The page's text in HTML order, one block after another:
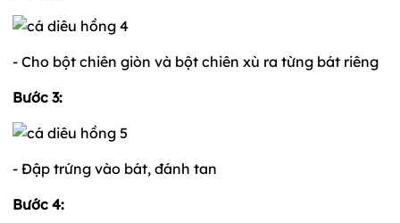
- Cho bột chiên giòn và bột chiên xù ra từng bát riêng
Bước 3:
- Đập trứng vào bát, đánh tan
Bước 4: